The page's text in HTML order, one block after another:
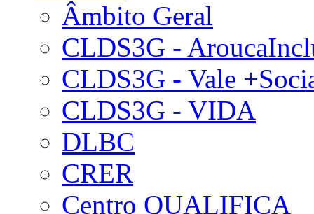
Âmbito Geral
CLDS3G -
CLDS3G - Vale
CLDS3G - VIDA
DLBC
CRER
Centro QUALIFICA